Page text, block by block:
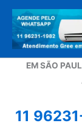
para
conteúdo
EM SÃO
11